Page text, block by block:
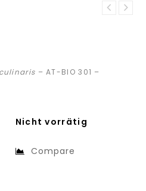
– AT-BIO 301 –
Nicht vorrätig
Compare